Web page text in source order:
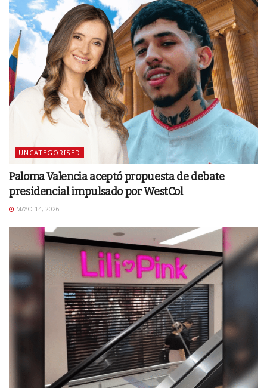
UNCATEGORISED
Paloma Valencia aceptó propuesta de debate
presidencial impulsado por WestCol
MAYO 14, 2026